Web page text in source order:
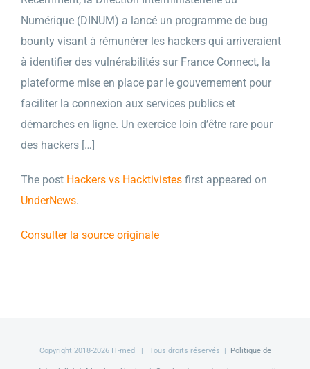
Numérique (DINUM) a lancé un programme de bug
bounty visant à rémunérer les hackers qui arriveraient
à identifier des vulnérabilités sur France Connect, la
plateforme mise en place par le gouvernement pour
faciliter la connexion aux services publics et
démarches en ligne. Un exercice loin d’être rare pour
des hackers […]
The post Hackers vs Hacktivistes first appeared on
UnderNews.
Consulter la source originale
Copyright 2018-2026 IT-med | Tous droits réservés | Politique de